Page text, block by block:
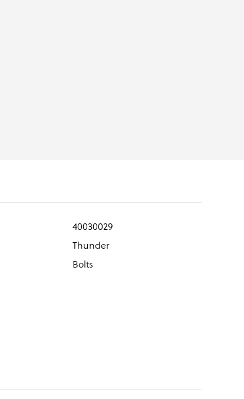
40030029
Thunder
Bolts